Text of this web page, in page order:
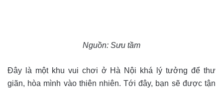
Nguồn: Sưu tầm
Đây là một khu vui chơi ở Hà Nội khá lý tưởng để thư
giãn, hòa mình vào thiên nhiên. Tới đây, bạn sẽ được tận